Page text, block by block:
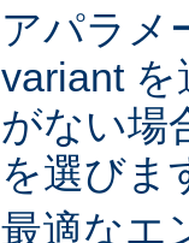
アパラメ
variant
がない場
を選びま
最適なエ